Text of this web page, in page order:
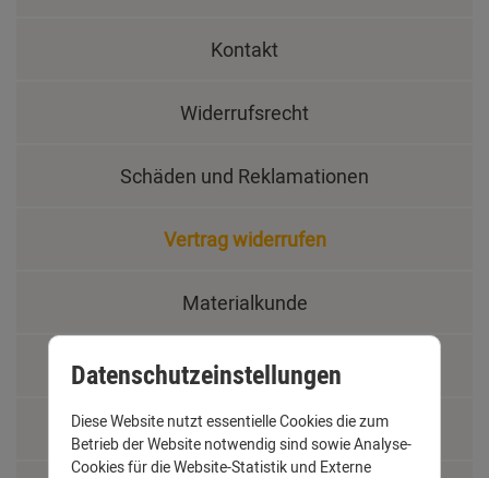
Kontakt
Widerrufsrecht
Schäden und Reklamationen
Vertrag widerrufen
Materialkunde
Fachbegriffe
Jobs
Datenschutzeinstellungen
Diese Website nutzt essentielle Cookies die zum
Betrieb der Website notwendig sind sowie Analyse-
Cookies für die Website-Statistik und Externe